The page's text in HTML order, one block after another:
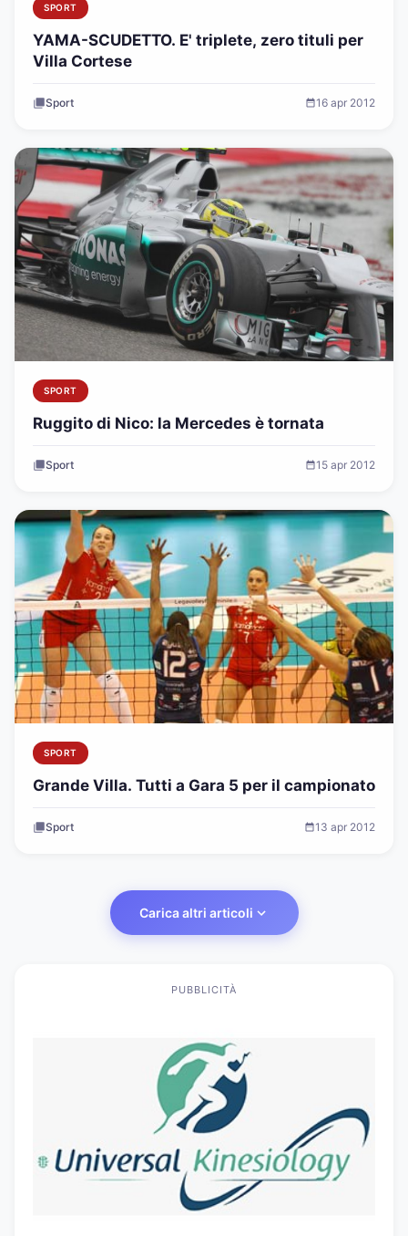
SPORT
YAMA-SCUDETTO. E' triplete, zero tituli per
Villa Cortese
Sport 16 apr 2012
SPORT
Ruggito di Nico: la Mercedes è tornata
Sport 15 apr 2012
SPORT
Grande Villa. Tutti a Gara 5 per il campionato
Sport 13 apr 2012
Carica altri articoli
PUBBLICITÀ